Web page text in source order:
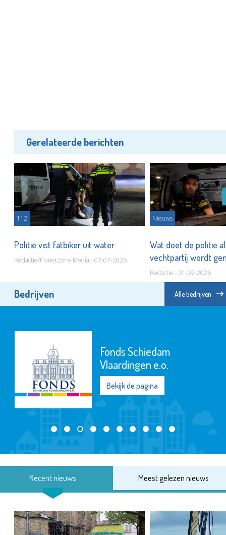
Gerelateerde berichten
112
Politie vist fatbiker uit water
Redactie/PlanetZone Media - 07-07-2026
Nieuws
Wat doet de politie
vechtpartij wordt
Redactie - 01-07-2026
Bedrijven Alle bedrijven
Fonds Schiedam
Vlaardingen e.o.
Bekijk de pagina
Recent nieuws Meest gelezen nieuws